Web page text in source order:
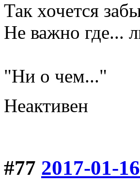
Так хочется
Не важно где...
"Ни о чем..."
Неактивен
#77 2017-01-